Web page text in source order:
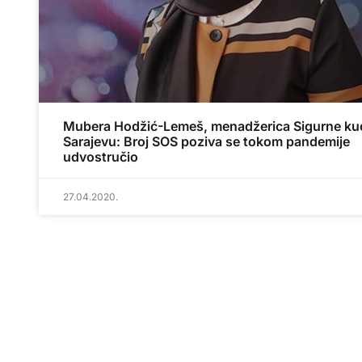
Mubera Hodžić-Lemeš, menadžerica Sigurne
Sarajevu: Broj SOS poziva se tokom pandemije
udvostručio
27.04.2020.